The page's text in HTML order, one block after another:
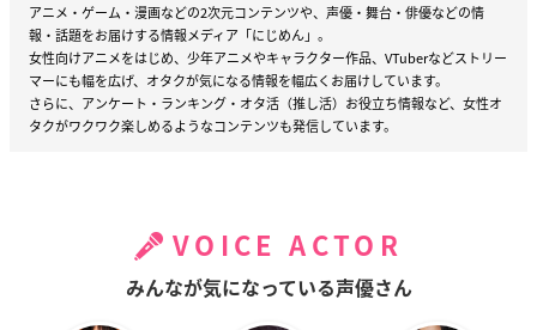
アニメ・ゲーム・漫画などの2次元コンテンツや、声優・舞台・俳優などの情
報・話題をお届けする情報メディア「にじめん」。
女性向けアニメをはじめ、少年アニメやキャラクター作品、VTuberなどストリー
マーにも幅を広げ、オタクが気になる情報を幅広くお届けしています。
さらに、アンケート・ランキング・オタ活（推し活）お役立ち情報など、女性オ
タクがワクワク楽しめるようなコンテンツも発信しています。
VOICE ACTOR
みんなが気になっている声優さん